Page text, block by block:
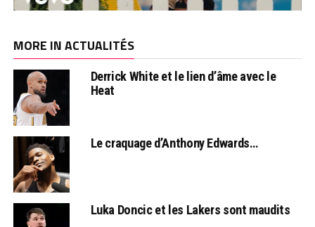
MORE IN ACTUALITÉS
Derrick White et le lien d’âme avec le
Heat
Le craquage d’Anthony Edwards…
Luka Doncic et les Lakers sont maudits